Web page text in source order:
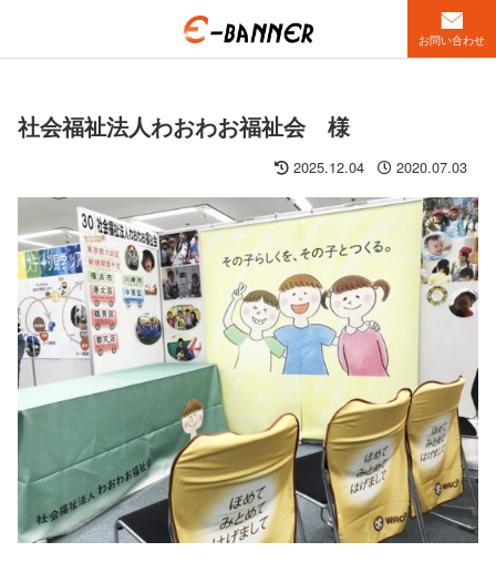
お問い合わせ
社会福祉法人わおわお福祉会 様
2025.12.04 2020.07.03